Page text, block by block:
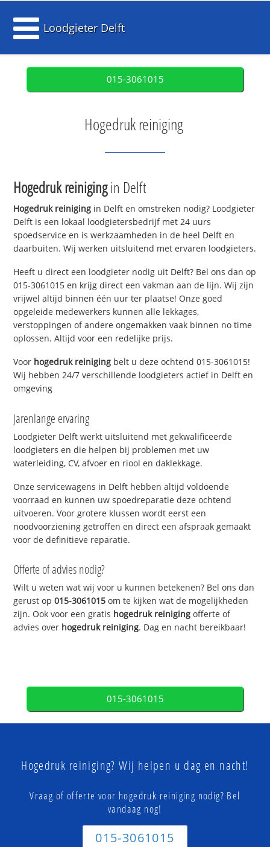
Loodgieter Delft
015-3061015
Hogedruk reiniging
Hogedruk reinigingin Delft
Hogedruk reiniging in Delft en omstreken nodig? Loodgieter
Delft is een lokaal loodgietersbedrijf met 24 uurs
spoedservice en is werkzaamheden in de heel Delft en
daarbuiten. Wij werken uitsluitend met ervaren loodgieters.
Heeft u direct een loodgieter nodig uit Delft? Bel ons dan op
015-3061015 en krijg direct een vakman aan de lijn. Wij zijn
vrijwel altijd binnen één uur ter plaatse! Onze goed
opgeleide medewerkers kunnen alle lekkages,
verstoppingen of andere ongemakken vaak binnen no time
oplossen. Altijd voor een redelijke prijs.
Voor hogedruk reiniging belt u deze ochtend 015-3061015!
Wij hebben 24/7 verschillende loodgieters actief in Delft en
omgeving
Jarenlange ervaring
Loodgieter Delft werkt uitsluitend met gekwalificeerde
loodgieters en die helpen bij problemen met uw
waterleiding, CV, afvoer en riool en daklekkage.
Onze servicewagens in Delft hebben altijd voldoende
voorraad en kunnen uw spoedreparatie deze ochtend
uitvoeren. Voor grotere klussen wordt eerst een
noodvoorziening getroffen en direct een afspraak gemaakt
voor de definitieve reparatie.
Offerte of advies nodig?
Wilt u weten wat wij voor u kunnen betekenen? Bel ons dan
gerust op015-3061015 om te kijken wat de mogelijkheden
zijn. Ook voor een gratis hogedruk reiniging offerte of
advies over hogedruk reiniging. Dag en nacht bereikbaar!
015-3061015
Hogedruk reiniging? Wij helpen u dag en nacht!
Vraag of offerte voor hogedruk reiniging nodig? Bel
vandaag nog!
015-3061015